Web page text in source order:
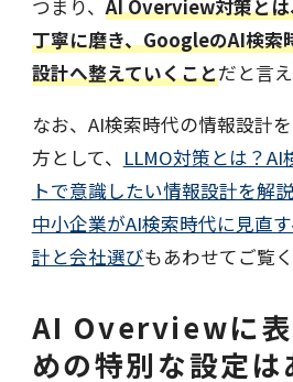
つまり、AI Overview対策とは
丁寧に磨き、GoogleのAI検索
設計へ整えていくことだと言え
なお、AI検索時代の情報設計
方として、 LLMO対策とは？AI
トで意識したい情報設計を解説
中小企業がAI検索時代に見直
計と会社選びもあわせてご覧く
AI Overviewに表
めの特別な設定は